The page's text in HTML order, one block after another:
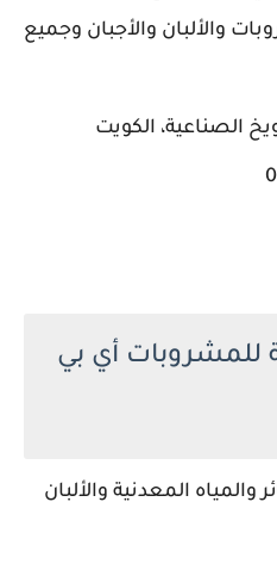
والألبان والأجبان وجميع
للمشروبات أي بي
المعدنية والألبان